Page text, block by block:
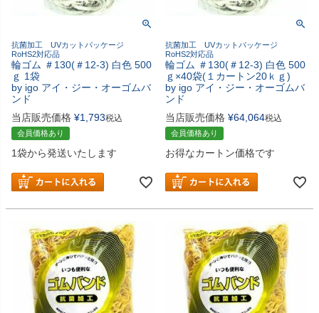
抗菌加工 UVカットパッケージ
RoHS2対応品
輪ゴム ＃130(＃12-3) 白色 500
ｇ 1袋
by igo アイ・ジー・オーゴムバ
ンド
当店販売価格 ¥1,793税込
会員価格あり
1袋から発送いたします
抗菌加工 UVカットパッケージ
RoHS2対応品
輪ゴム ＃130(＃12-3) 白色 500
ｇ×40袋(１カートン20ｋｇ)
by igo アイ・ジー・オーゴムバ
ンド
当店販売価格 ¥64,064税込
会員価格あり
お得なカートン価格です